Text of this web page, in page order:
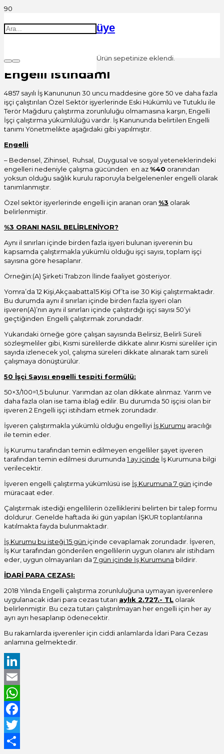
üye
Ürün sepetinize eklendi.
Engelli İstihdamı
4857 sayılı İş Kanununun 30 uncu maddesine göre 50 ve daha fazla
işçi çalıştırılan Özel Sektör işyerlerinde Eski Hükümlü ve Tutuklu ile
Terör Mağduru çalıştırma zorunluluğu olmamasına karşın, Engelli
İşçi çalıştırma yükümlülüğü vardır. İş Kanununda belirtilen Engelli
tanımı Yönetmelikte aşağıdaki gibi yapılmıştır.
Engelli
– Bedensel, Zihinsel, Ruhsal, Duygusal ve sosyal yeteneklerindeki
engelleri nedeniyle çalışma gücünden en az%40 oranından
yoksun olduğu sağlık kurulu raporuyla belgelenenler engelli olarak
tanımlanmıştır.
Özel sektör işyerlerinde engelli için aranan oran %3 olarak
belirlenmiştir.
%3 ORANI NASIL BELİRLENİYOR?
Aynı il sınırları içinde birden fazla işyeri bulunan işverenin bu
kapsamda çalıştırmakla yükümlü olduğu işçi sayısı, toplam işçi
sayısına göre hesaplanır.
Örneğin:(A) Şirketi Trabzon İlinde faaliyet gösteriyor.
Yomra’da 12 Kişi,Akçaabatta15 Kişi Of’ta ise 30 Kişi çalıştırmaktadır.
Bu durumda aynı il sınırları içinde birden fazla işyeri olan
işveren(A)’nın aynı il sınırları içinde çalıştırdığı işçi sayısı 50’yi
geçtiğinden Engelli çalıştırmak zorundadır.
Yukarıdaki örneğe göre çalışan sayısında Belirsiz, Belirli Süreli
sözleşmeliler gibi, Kısmi sürelilerde dikkate alınır.Kısmi süreliler için
sayıda izlenecek yol, çalışma süreleri dikkate alınarak tam süreli
çalışmaya dönüştürülür.
50 İşçi Sayısı engelli tespiti formülü:
50×3/100=1,5 bulunur. Yarımdan az olan dikkate alınmaz. Yarım ve
daha fazla olan ise tama iblağ edilir. Bu durumda 50 işçisi olan bir
işveren 2 Engelli işçi istihdam etmek zorundadır.
İşveren çalıştırmakla yükümlü olduğu engelliyi İş Kurumu aracılığı
ile temin eder.
İş Kurumu tarafından temin edilmeyen engelliler şayet işveren
tarafından temin edilmesi durumunda1 ay içinde İş Kurumuna bilgi
verilecektir.
İşveren engelli çalıştırma yükümlüsü ise İş Kurumuna 7 gün içinde
müracaat eder.
Çalıştırmak istediği engellilerin özelliklerini belirten bir talep formu
doldurur. Genelde haftada iki gün yapılan İŞKUR toplantılarına
katılmakta fayda bulunmaktadır.
İş Kurumu bu isteği 15 gün içinde cevaplamak zorundadır. İşveren,
İş Kur tarafından gönderilen engellilerin uygun olanını alır istihdam
eder, uygun olmayanları da 7 gün içinde İş Kurumuna bildirir.
İDARİ PARA CEZASI:
2018 Yılında Engelli çalıştırma zorunluluğuna uymayan işverenlere
uygulanacak idari para cezası tutarı aylık 2.727.- TL olarak
belirlenmiştir. Bu ceza tutarı çalıştırılmayan her engelli için her ay
ayrı ayrı hesaplanıp ödenecektir.
Bu rakamlarda işverenler için ciddi anlamlarda İdari Para Cezası
anlamına gelmektedir.
LinkedIn
Email
WhatsApp
Facebook
Twitter